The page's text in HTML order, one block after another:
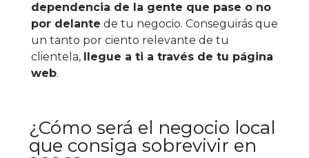
dependencia de la gente que pase o no
por delante de tu negocio. Conseguirás que
un tanto por ciento relevante de tu
clientela, llegue a ti a través de tu página
web.
¿Cómo será el negocio local
que consiga sobrevivir en